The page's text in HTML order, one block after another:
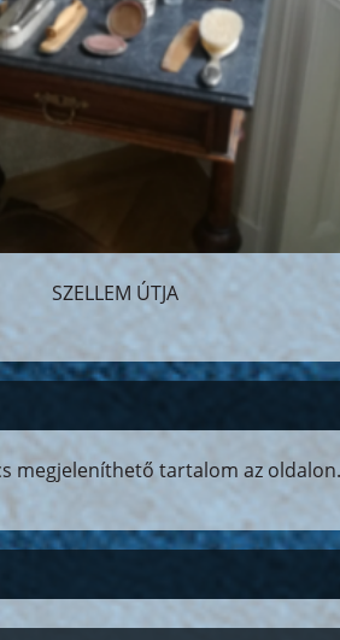
SZELLEM ÚTJA
megjeleníthető tartalom az oldalon.